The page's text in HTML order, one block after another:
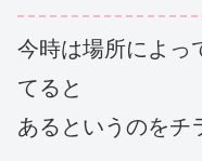
今時は場所によっ
てると
あるというのをチ